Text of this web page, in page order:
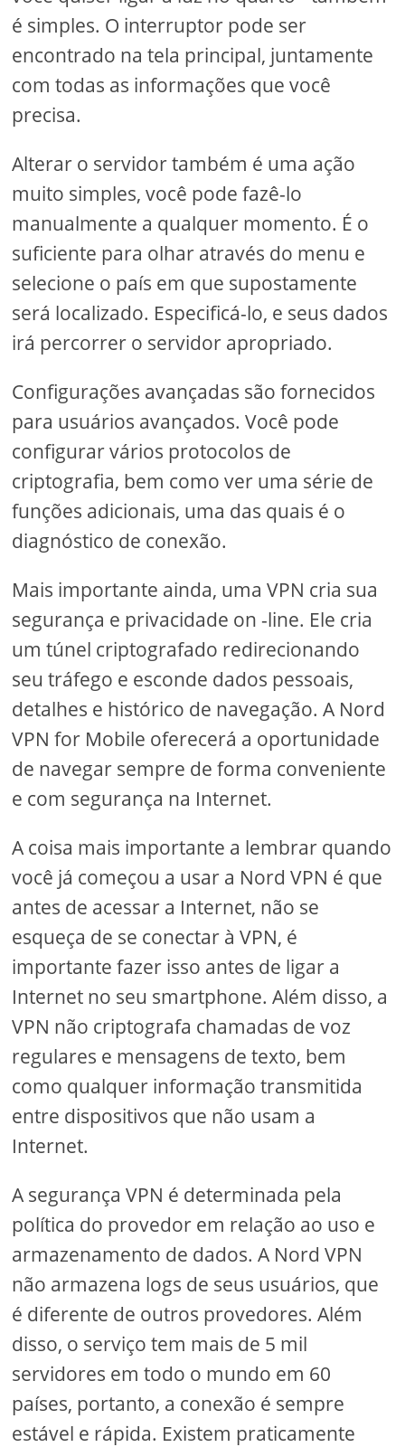
é simples. O interruptor pode ser
encontrado na tela principal, juntamente
com todas as informações que você
precisa.
Alterar o servidor também é uma ação
muito simples, você pode fazê-lo
manualmente a qualquer momento. É o
suficiente para olhar através do menu e
selecione o país em que supostamente
será localizado. Especificá-lo, e seus dados
irá percorrer o servidor apropriado.
Configurações avançadas são fornecidos
para usuários avançados. Você pode
configurar vários protocolos de
criptografia, bem como ver uma série de
funções adicionais, uma das quais é o
diagnóstico de conexão.
Mais importante ainda, uma VPN cria sua
segurança e privacidade on -line. Ele cria
um túnel criptografado redirecionando
seu tráfego e esconde dados pessoais,
detalhes e histórico de navegação. A Nord
VPN for Mobile oferecerá a oportunidade
de navegar sempre de forma conveniente
e com segurança na Internet.
A coisa mais importante a lembrar quando
você já começou a usar a Nord VPN é que
antes de acessar a Internet, não se
esqueça de se conectar à VPN, é
importante fazer isso antes de ligar a
Internet no seu smartphone. Além disso, a
VPN não criptografa chamadas de voz
regulares e mensagens de texto, bem
como qualquer informação transmitida
entre dispositivos que não usam a
Internet.
A segurança VPN é determinada pela
política do provedor em relação ao uso e
armazenamento de dados. A Nord VPN
não armazena logs de seus usuários, que
é diferente de outros provedores. Além
disso, o serviço tem mais de 5 mil
servidores em todo o mundo em 60
países, portanto, a conexão é sempre
estável e rápida. Existem praticamente